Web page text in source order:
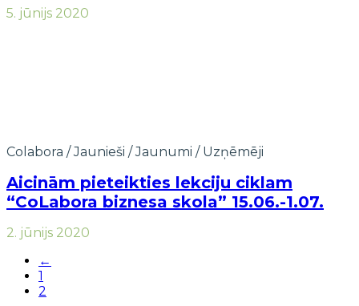
5. jūnijs 2020
Colabora /Jaunieši /Jaunumi / Uzņēmēji
Aicinām pieteikties lekciju ciklam
“CoLabora biznesa skola” 15.06.-1.07.
2. jūnijs 2020
←
1
2